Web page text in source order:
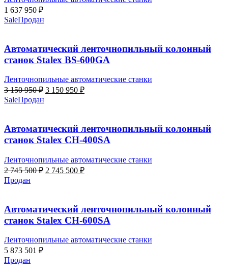
1 637 950 ₽
SaleПродан
Автоматический ленточнопильный колонный
станок Stalex BS-600GА
Ленточнопильные автоматические станки
3 150 950₽ Первоначальная
950 ₽.
3 150 950 ₽Текущая
950 ₽.
SaleПродан
Автоматический ленточнопильный колонный
станок Stalex CH-400SA
Ленточнопильные автоматические станки
2 745 500₽ Первоначальная
500 ₽.
2 745 500 ₽Текущая
500 ₽.
Продан
Автоматический ленточнопильный колонный
станок Stalex CH-600SA
Ленточнопильные автоматические станки
5 873 501 ₽
Продан